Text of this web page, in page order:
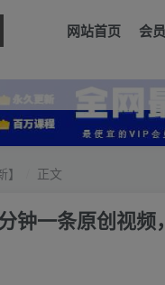
网站首页 会
正文
钟一条原创视